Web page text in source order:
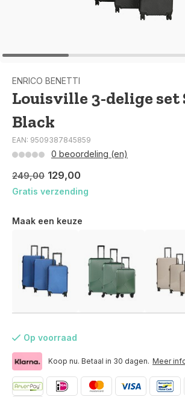
ENRICO BENETTI
Louisville 3-delige set
Black
EAN: 9509387845859
0 beoordeling (en)
249,00 129,00
Gratis verzending
Maak een keuze
Op voorraad
Koop nu. Betaal in 30 dagen. Meer